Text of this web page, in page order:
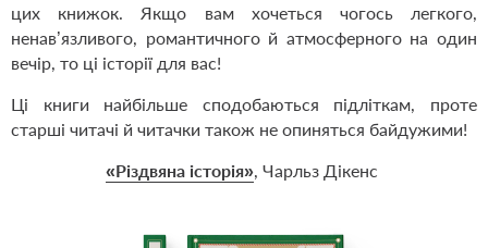
цих книжок. Якщо вам хочеться чогось легкого,
ненав’язливого, романтичного й атмосферного на один
вечір, то ці історії для вас!
Ці книги найбільше сподобаються підліткам, проте
старші читачі й читачки також не опиняться байдужими!
«Різдвяна історія», Чарльз Дікенс